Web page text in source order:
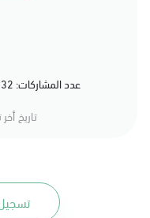
عدد المشاركات: 32 مشاركة (81%) أعجبهم المحتوى
تاريخ